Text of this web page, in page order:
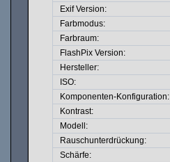
Exif Version:
Farbmodus:
Farbraum:
FlashPix Version:
Hersteller:
ISO:
Komponenten-Konfiguration:
Kontrast:
Modell:
Rauschunterdrückung:
Schärfe: